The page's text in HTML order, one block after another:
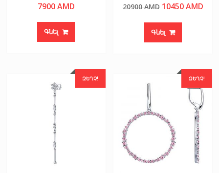
7900AMD
Գնել
20900AMD Original
was:
20900 AMD.
10450AMD
Գնել
ԶԵՂՉ! ԶԵՂՉ!